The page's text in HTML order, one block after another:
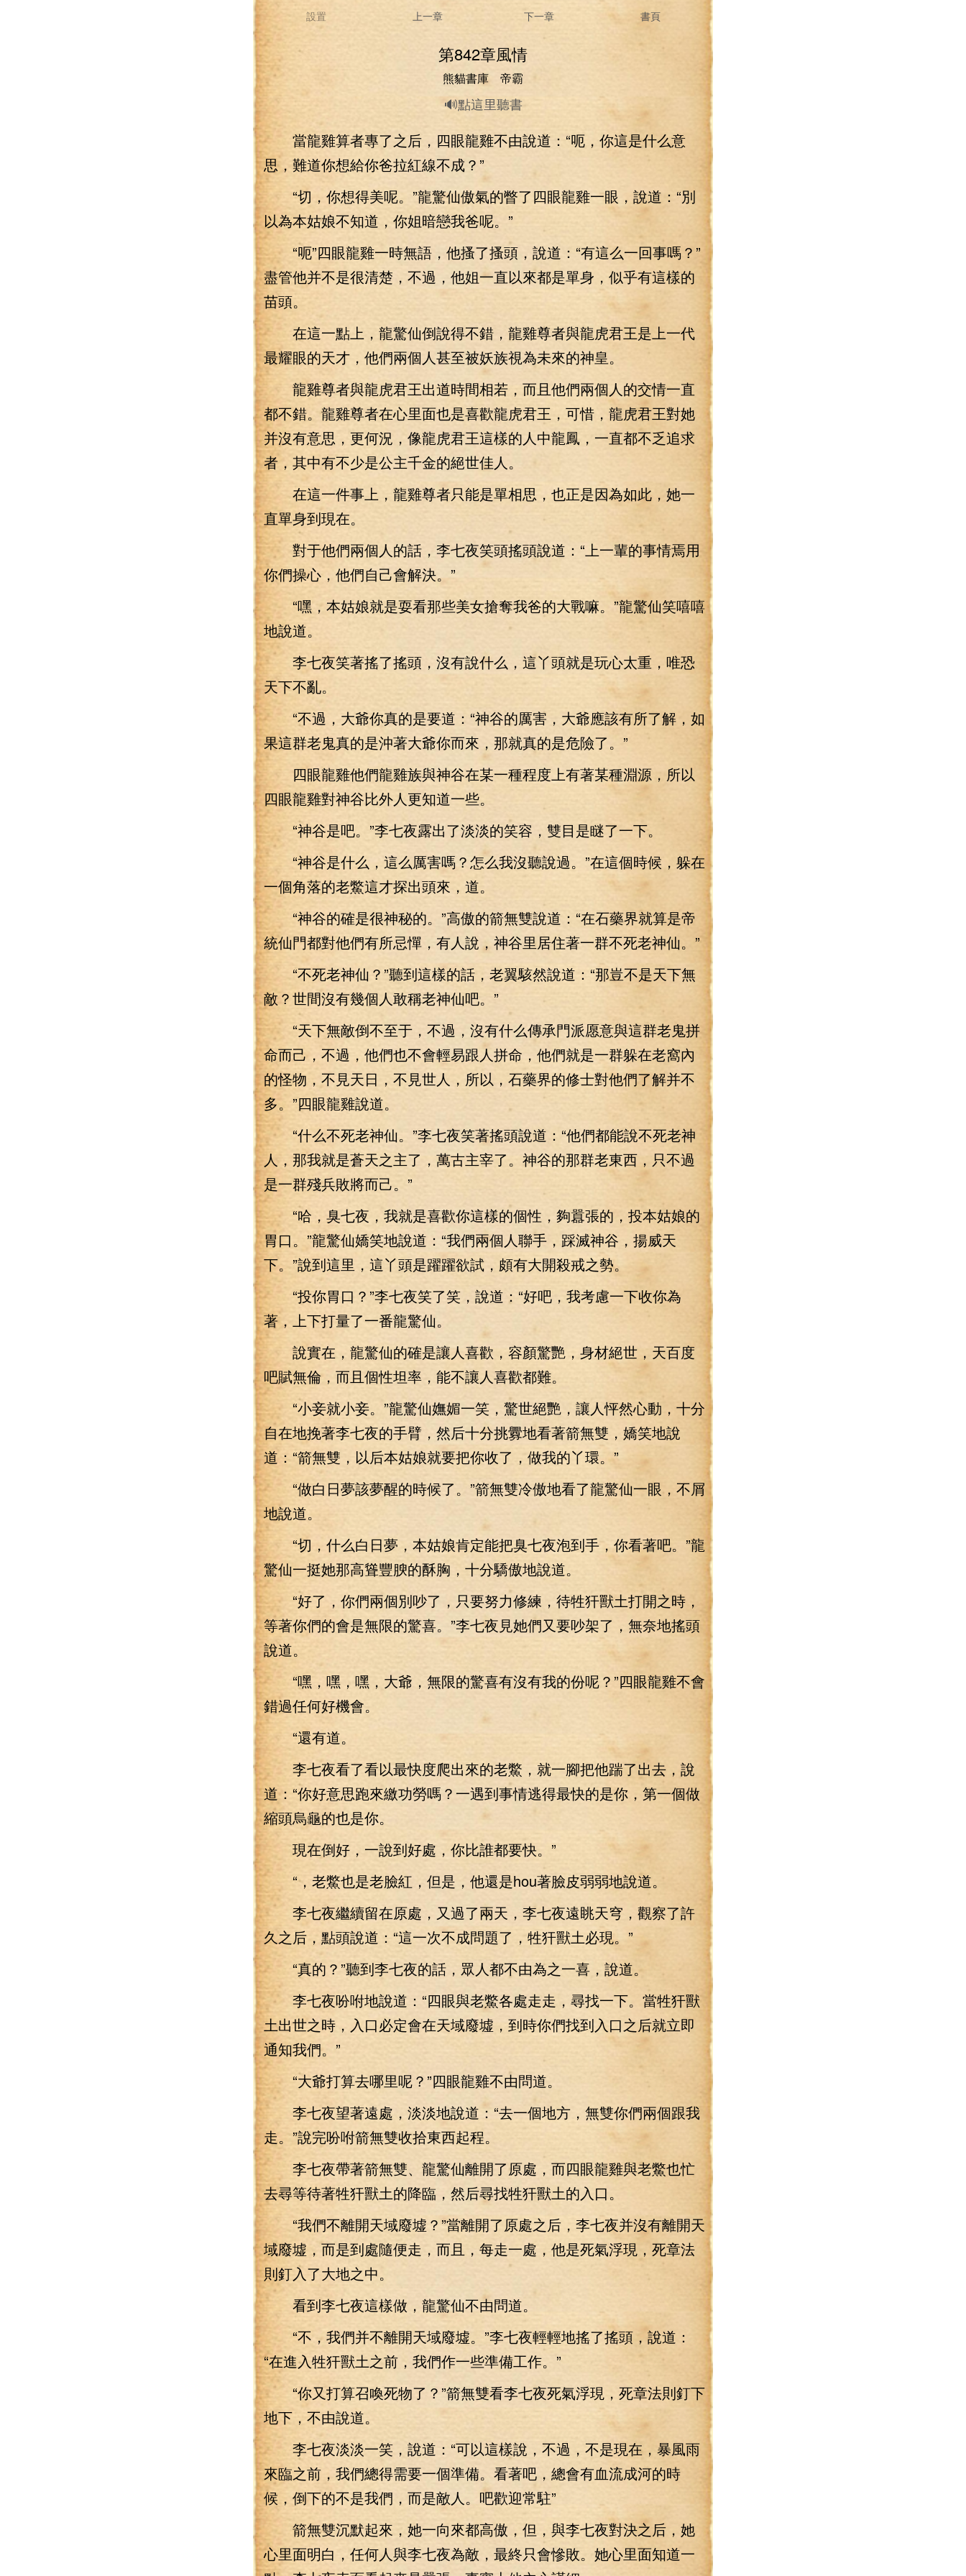
設置 上一章 下一章 書頁
第842章風情
熊貓書庫 帝霸
🔊點這里聽書
當龍雞算者專了之后，四眼龍雞不由說道：“呃，你這是什么意
思，難道你想給你爸拉紅線不成？”
“切，你想得美呢。”龍驚仙傲氣的瞥了四眼龍雞一眼，說道：“別
以為本姑娘不知道，你姐暗戀我爸呢。”
“呃”四眼龍雞一時無語，他搔了搔頭，說道：“有這么一回事嗎？”
盡管他并不是很清楚，不過，他姐一直以來都是單身，似乎有這樣的
苗頭。
在這一點上，龍驚仙倒說得不錯，龍雞尊者與龍虎君王是上一代
最耀眼的天才，他們兩個人甚至被妖族視為未來的神皇。
龍雞尊者與龍虎君王出道時間相若，而且他們兩個人的交情一直
都不錯。龍雞尊者在心里面也是喜歡龍虎君王，可惜，龍虎君王對她
并沒有意思，更何況，像龍虎君王這樣的人中龍鳳，一直都不乏追求
者，其中有不少是公主千金的絕世佳人。
在這一件事上，龍雞尊者只能是單相思，也正是因為如此，她一
直單身到現在。
對于他們兩個人的話，李七夜笑頭搖頭說道：“上一輩的事情焉用
你們操心，他們自己會解決。”
“嘿，本姑娘就是耍看那些美女搶奪我爸的大戰嘛。”龍驚仙笑嘻嘻
地說道。
李七夜笑著搖了搖頭，沒有說什么，這丫頭就是玩心太重，唯恐
天下不亂。
“不過，大爺你真的是要道：“神谷的厲害，大爺應該有所了解，如
果這群老鬼真的是沖著大爺你而來，那就真的是危險了。”
四眼龍雞他們龍雞族與神谷在某一種程度上有著某種淵源，所以
四眼龍雞對神谷比外人更知道一些。
“神谷是吧。”李七夜露出了淡淡的笑容，雙目是瞇了一下。
“神谷是什么，這么厲害嗎？怎么我沒聽說過。”在這個時候，躲在
一個角落的老鱉這才探出頭來，道。
“神谷的確是很神秘的。”高傲的箭無雙說道：“在石藥界就算是帝
統仙門都對他們有所忌憚，有人說，神谷里居住著一群不死老神仙。”
“不死老神仙？”聽到這樣的話，老翼駭然說道：“那豈不是天下無
敵？世間沒有幾個人敢稱老神仙吧。”
“天下無敵倒不至于，不過，沒有什么傳承門派愿意與這群老鬼拼
命而己，不過，他們也不會輕易跟人拼命，他們就是一群躲在老窩內
的怪物，不見天日，不見世人，所以，石藥界的修士對他們了解并不
多。”四眼龍雞說道。
“什么不死老神仙。”李七夜笑著搖頭說道：“他們都能說不死老神
人，那我就是蒼天之主了，萬古主宰了。神谷的那群老東西，只不過
是一群殘兵敗將而己。”
“哈，臭七夜，我就是喜歡你這樣的個性，夠囂張的，投本姑娘的
胃口。”龍驚仙嬌笑地說道：“我們兩個人聯手，踩滅神谷，揚威天
下。”說到這里，這丫頭是躍躍欲試，頗有大開殺戒之勢。
“投你胃口？”李七夜笑了笑，說道：“好吧，我考慮一下收你為
著，上下打量了一番龍驚仙。
說實在，龍驚仙的確是讓人喜歡，容顏驚艷，身材絕世，天百度
吧賦無倫，而且個性坦率，能不讓人喜歡都難。
“小妾就小妾。”龍驚仙嫵媚一笑，驚世絕艷，讓人怦然心動，十分
自在地挽著李七夜的手臂，然后十分挑釁地看著箭無雙，嬌笑地說
道：“箭無雙，以后本姑娘就要把你收了，做我的丫環。”
“做白日夢該夢醒的時候了。”箭無雙冷傲地看了龍驚仙一眼，不屑
地說道。
“切，什么白日夢，本姑娘肯定能把臭七夜泡到手，你看著吧。”龍
驚仙一挺她那高聳豐腴的酥胸，十分驕傲地說道。
“好了，你們兩個別吵了，只要努力修練，待牲犴獸土打開之時，
等著你們的會是無限的驚喜。”李七夜見她們又要吵架了，無奈地搖頭
說道。
“嘿，嘿，嘿，大爺，無限的驚喜有沒有我的份呢？”四眼龍雞不會
錯過任何好機會。
“還有道。
李七夜看了看以最快度爬出來的老鱉，就一腳把他踹了出去，說
道：“你好意思跑來繳功勞嗎？一遇到事情逃得最快的是你，第一個做
縮頭烏龜的也是你。
現在倒好，一說到好處，你比誰都要快。”
“，老鱉也是老臉紅，但是，他還是hou著臉皮弱弱地說道。
李七夜繼續留在原處，又過了兩天，李七夜遠眺天穹，觀察了許
久之后，點頭說道：“這一次不成問題了，牲犴獸土必現。”
“真的？”聽到李七夜的話，眾人都不由為之一喜，說道。
李七夜吩咐地說道：“四眼與老鱉各處走走，尋找一下。當牲犴獸
土出世之時，入口必定會在天域廢墟，到時你們找到入口之后就立即
通知我們。”
“大爺打算去哪里呢？”四眼龍雞不由問道。
李七夜望著遠處，淡淡地說道：“去一個地方，無雙你們兩個跟我
走。”說完吩咐箭無雙收拾東西起程。
李七夜帶著箭無雙、龍驚仙離開了原處，而四眼龍雞與老鱉也忙
去尋等待著牲犴獸土的降臨，然后尋找牲犴獸土的入口。
“我們不離開天域廢墟？”當離開了原處之后，李七夜并沒有離開天
域廢墟，而是到處隨便走，而且，每走一處，他是死氣浮現，死章法
則釘入了大地之中。
看到李七夜這樣做，龍驚仙不由問道。
“不，我們并不離開天域廢墟。”李七夜輕輕地搖了搖頭，說道：
“在進入牲犴獸土之前，我們作一些準備工作。”
“你又打算召喚死物了？”箭無雙看李七夜死氣浮現，死章法則釘下
地下，不由說道。
李七夜淡淡一笑，說道：“可以這樣說，不過，不是現在，暴風雨
來臨之前，我們總得需要一個準備。看著吧，總會有血流成河的時
候，倒下的不是我們，而是敵人。吧歡迎常駐”
箭無雙沉默起來，她一向來都高傲，但，與李七夜對決之后，她
心里面明白，任何人與李七夜為敵，最終只會慘敗。她心里面知道一